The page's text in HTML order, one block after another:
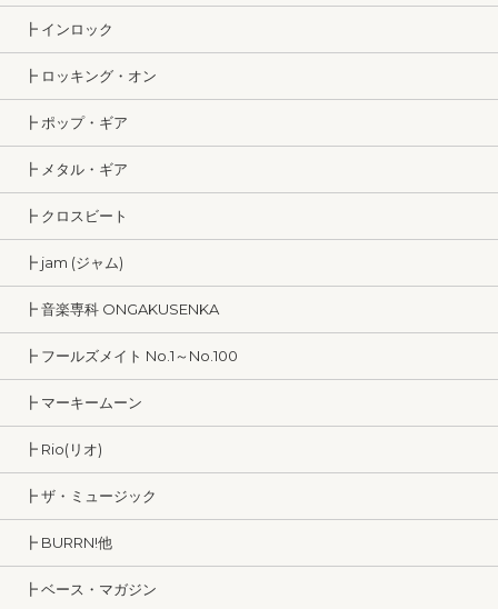
┣ インロック
┣ ロッキング・オン
┣ ポップ・ギア
┣ メタル・ギア
┣ クロスビート
┣ jam (ジャム)
┣ 音楽専科 ONGAKUSENKA
┣ フールズメイト No.1～No.100
┣ マーキームーン
┣ Rio(リオ)
┣ ザ・ミュージック
┣ BURRN!他
┣ ベース・マガジン